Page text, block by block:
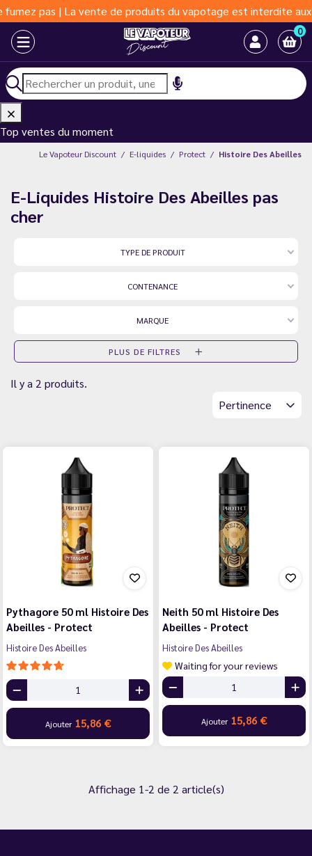
pas | La vente de produits du vapotage est interdite aux
0
Top ventes du moment
Le Vapoteur Discount E-liquides Protect Histoire Des Abeilles
E-Liquides Histoire Des Abeilles pas
cher
TYPE DE PRODUIT
CONTENANCE
MARQUE
PLUS DE FILTRES
Il y a 2 produits.
Pertinence
Pythagore 50 ml Histoire Des
Abeilles - Protect
Histoire Des Abeilles
Ajouter 15,86 €
Neith 50 ml Histoire Des
Abeilles - Protect
Histoire Des Abeilles
Waiting for your reviews
Ajouter 15,86 €
Affichage 1-2 de 2 article(s)